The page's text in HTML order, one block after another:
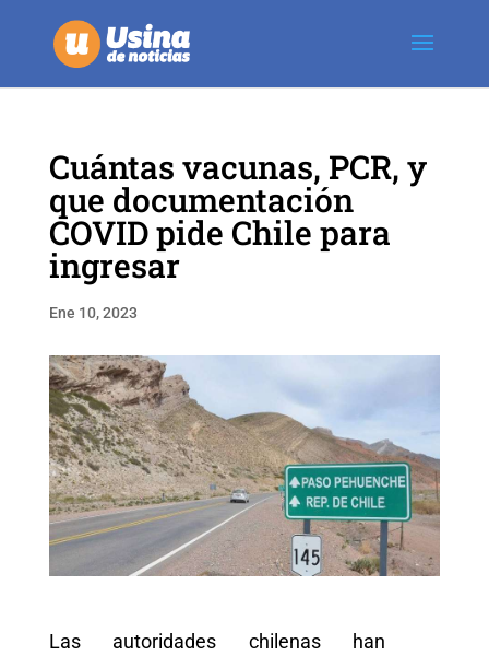
Cuántas vacunas, PCR, y
que documentación
COVID pide Chile para
ingresar
Ene 10, 2023
Las autoridades chilenas han